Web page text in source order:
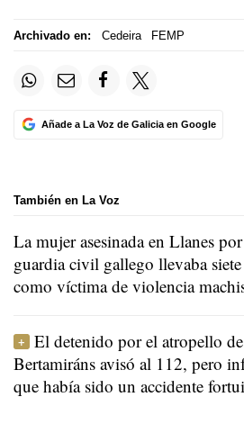
Archivado en: Cedeira FEMP
Añade a La Voz de Galicia en Google
También en La Voz
La mujer asesinada en Llanes
guardia civil gallego llevaba
como víctima de violencia
El detenido por el atropello de
Bertamiráns avisó al 112, pero
que había sido un accidente